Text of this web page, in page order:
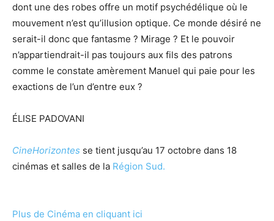
dont une des robes offre un motif psychédélique où le
mouvement n’est qu’illusion optique. Ce monde désiré ne
serait-il donc que fantasme ? Mirage ? Et le pouvoir
n’appartiendrait-il pas toujours aux fils des patrons
comme le constate amèrement Manuel qui paie pour les
exactions de l’un d’entre eux ?
ÉLISE PADOVANI
CineHorizontes se tient jusqu’au 17 octobre dans 18
cinémas et salles de la Région Sud.
Plus de Cinéma en cliquant ici